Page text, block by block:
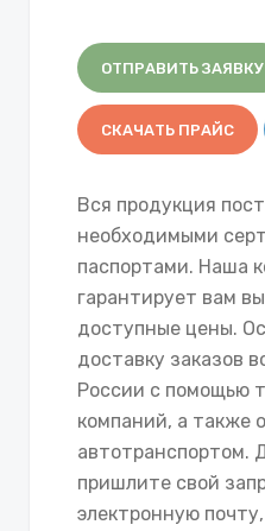
ОТПРАВИТЬ ЗАЯВКУ
СКАЧАТЬ ПРАЙС
Вся продукция
необходимыми
паспортами. Наша
гарантирует вам
доступные цены.
доставку заказов
России с помощью
компаний, а также
автотранспортом.
пришлите свой
электронную